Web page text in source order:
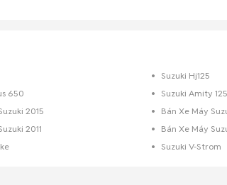
Suzuki Hj125
650 Suzuki Amity
2015 Bán Xe Máy
2011 Bán Xe Máy
Suzuki V-Strom